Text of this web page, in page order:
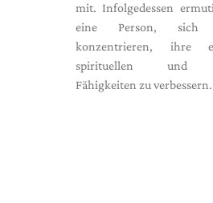
mit. Infolgedessen
eine Person, sich
konzentrieren, ihre
spirituellen und
Fähigkeiten zu verbessern.